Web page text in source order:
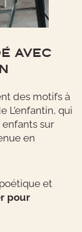
AVEC
des motifs à
L’enfantin, qui
sur
en
et
pour